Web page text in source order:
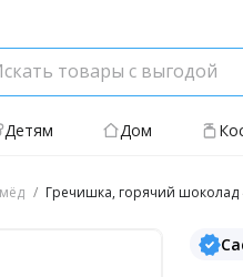
Детям Дом
Гречишка, горячий шоколад